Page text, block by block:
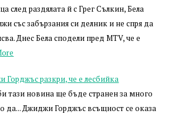
след раздялата й с Грег Сълкин, Бела
със забързания си делник и не спря да
Днес Бела сподели пред MTV, че е
Горджъс разкри, че е лесбийка
тази новина ще бъде странен за много
да... Джиджи Горджъс всъщност се оказа